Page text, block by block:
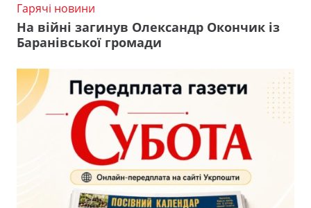
Гарячі новини
На війні загинув Олександр Окончик із
Баранівської громади